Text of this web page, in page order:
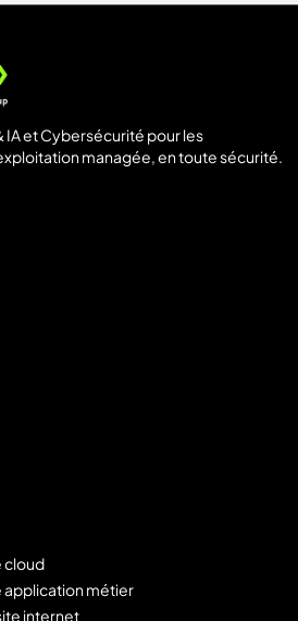
IA et Cybersécurité pour les
managée, en toute sécurité.
cloud
application métier
internet